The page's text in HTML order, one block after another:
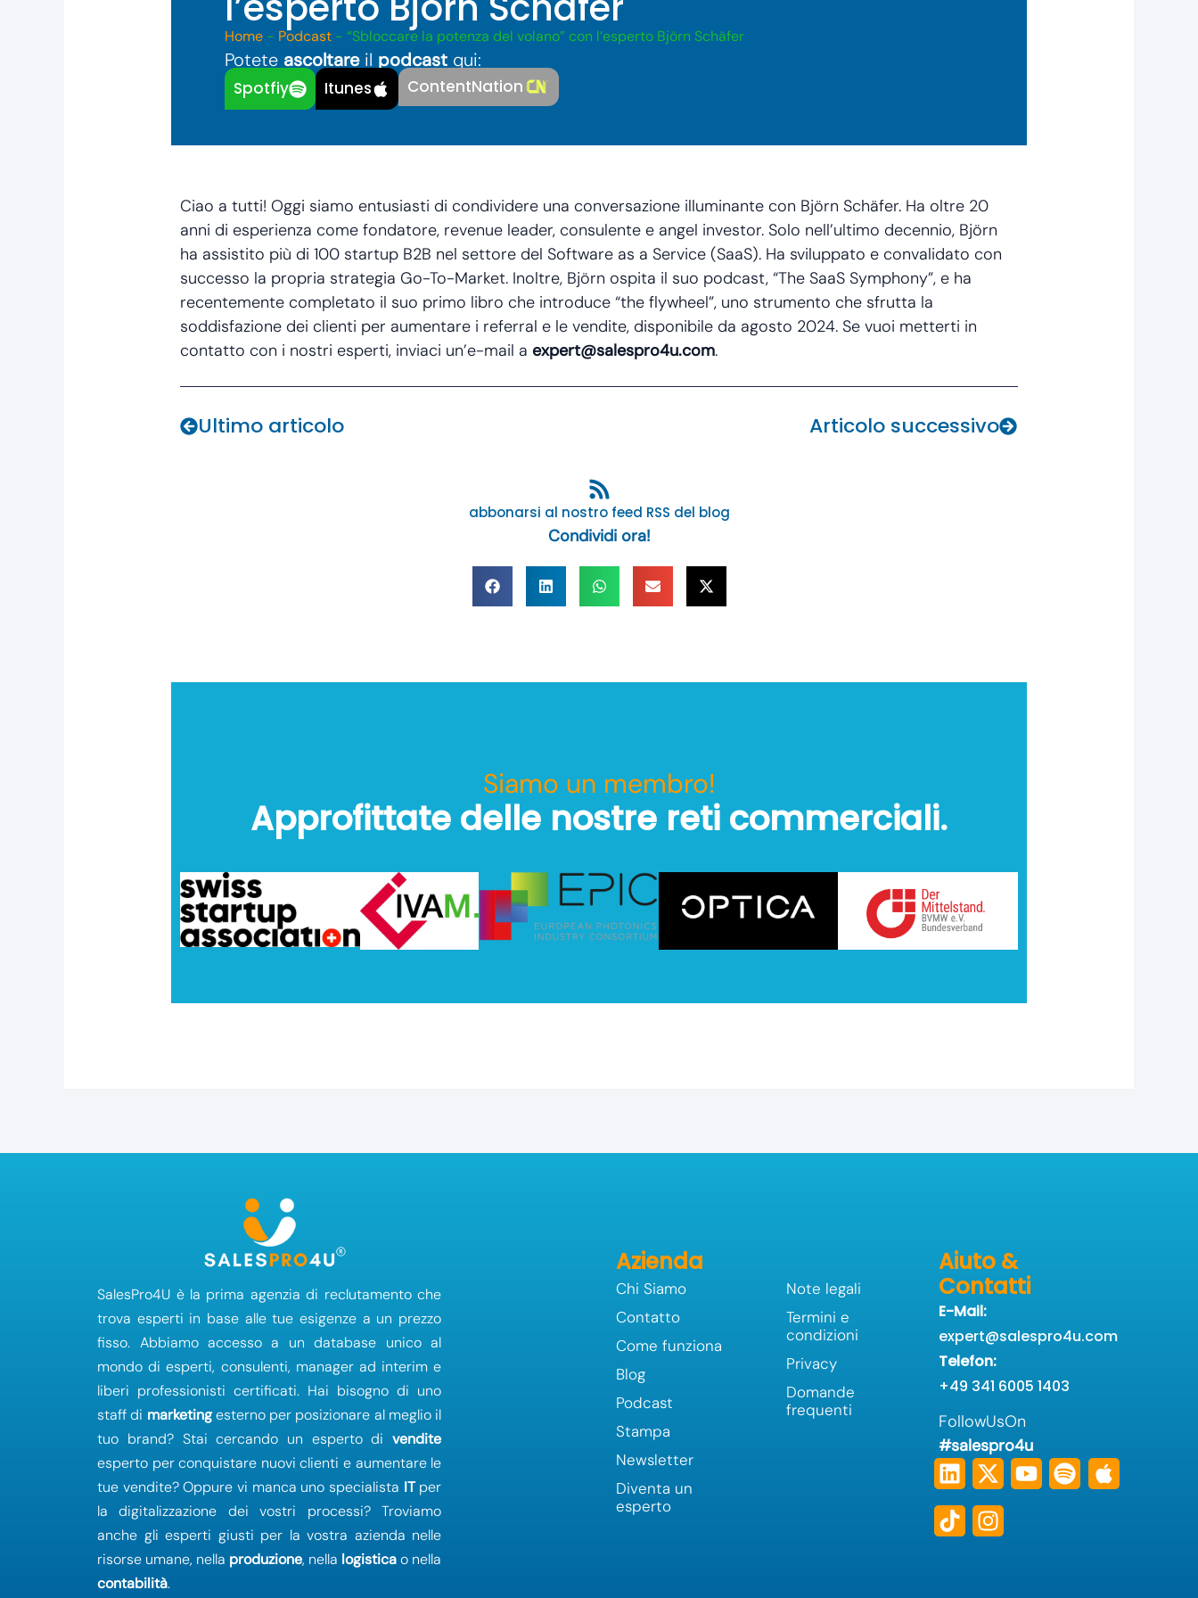
Home - Podcast - “Sbloccare la potenza del volano” con l’esperto Björn Schäfer
Potete ascoltareil podcast qui:
Spotfiy Itunes ContentNation
Ciao a tutti! Oggi siamo entusiasti di condividere una conversazione illuminante con Björn Schäfer. Ha oltre 20
anni di esperienza come fondatore, revenue leader, consulente e angel investor. Solo nell’ultimo decennio, Björn
ha assistito più di 100 startup B2B nel settore del Software as a Service (SaaS). Ha sviluppato e convalidato con
successo la propria strategia Go-To-Market. Inoltre, Björn ospita il suo podcast, “The SaaS Symphony”, e ha
recentemente completato il suo primo libro che introduce “the flywheel”, uno strumento che sfrutta la
soddisfazione dei clienti per aumentare i referral e le vendite, disponibile da agosto 2024. Se vuoi metterti in
contatto con i nostri esperti, inviaci un’e-mail a expert@salespro4u.com.
Ultimo articolo Articolo successivo
abbonarsi al nostro feed RSS del blog
Condividi ora!
Siamo un membro!
Approfittate delle nostre reti commerciali.
SalesPro4U è la prima agenzia di reclutamento che
trova esperti in base alle tue esigenze a un prezzo
fisso. Abbiamo accesso a un database unico al
mondo di esperti, consulenti, manager ad interim e
liberi professionisti certificati. Hai bisogno di uno
staff di marketingesterno per posizionare al meglio il
tuo brand? Stai cercando un esperto divendite
esperto per conquistare nuovi clienti e aumentare le
tue vendite? Oppure vi manca uno specialista ITper
la digitalizzazione dei vostri processi? Troviamo
anche gli esperti giusti per la vostra azienda nelle
risorse umane, nella produzione, nella logisticao nella
contabilità.
Azienda
Chi Siamo
Contatto
Come funziona
Blog
Podcast
Stampa
Newsletter
Diventa un
esperto
Note legali
Termini e
condizioni
Privacy
Domande
frequenti
Aiuto &
Contatti
E-Mail:
expert@salespro4u.com
Telefon:
+49 341 6005 1403
FollowUsOn
#salespro4u
Linkedin
X-
twitter
Youtube
SpotifyApple
TiktokInstagram